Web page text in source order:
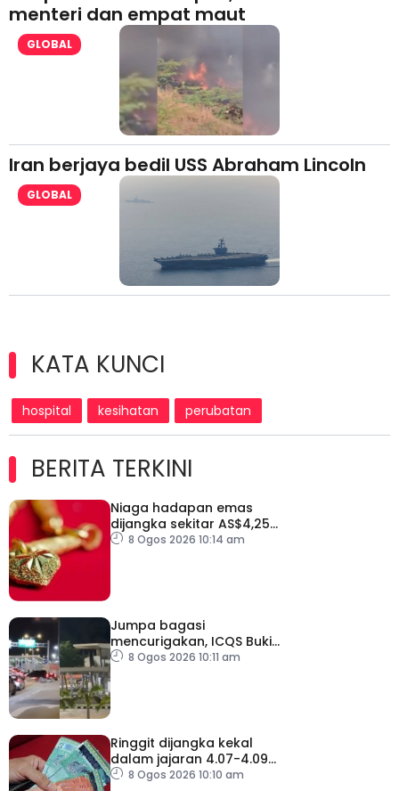
menteri dan empat maut
GLOBAL
Iran berjaya bedil USS Abraham Lincoln
GLOBAL
KATA KUNCI
hospital kesihatan perubatan
BERITA TERKINI
Niaga hadapan emas
dijangka sekitar AS$4,250
hingga AS$4,350 minggu
8 Ogos 2026 10:14 am
Jumpa bagasi
mencurigakan, ICQS Bukit
Kayu Hitam ditutup dua
8 Ogos 2026 10:11 am
Ringgit dijangka kekal
dalam jajaran 4.07-4.09
berbanding dolar AS
8 Ogos 2026 10:10 am